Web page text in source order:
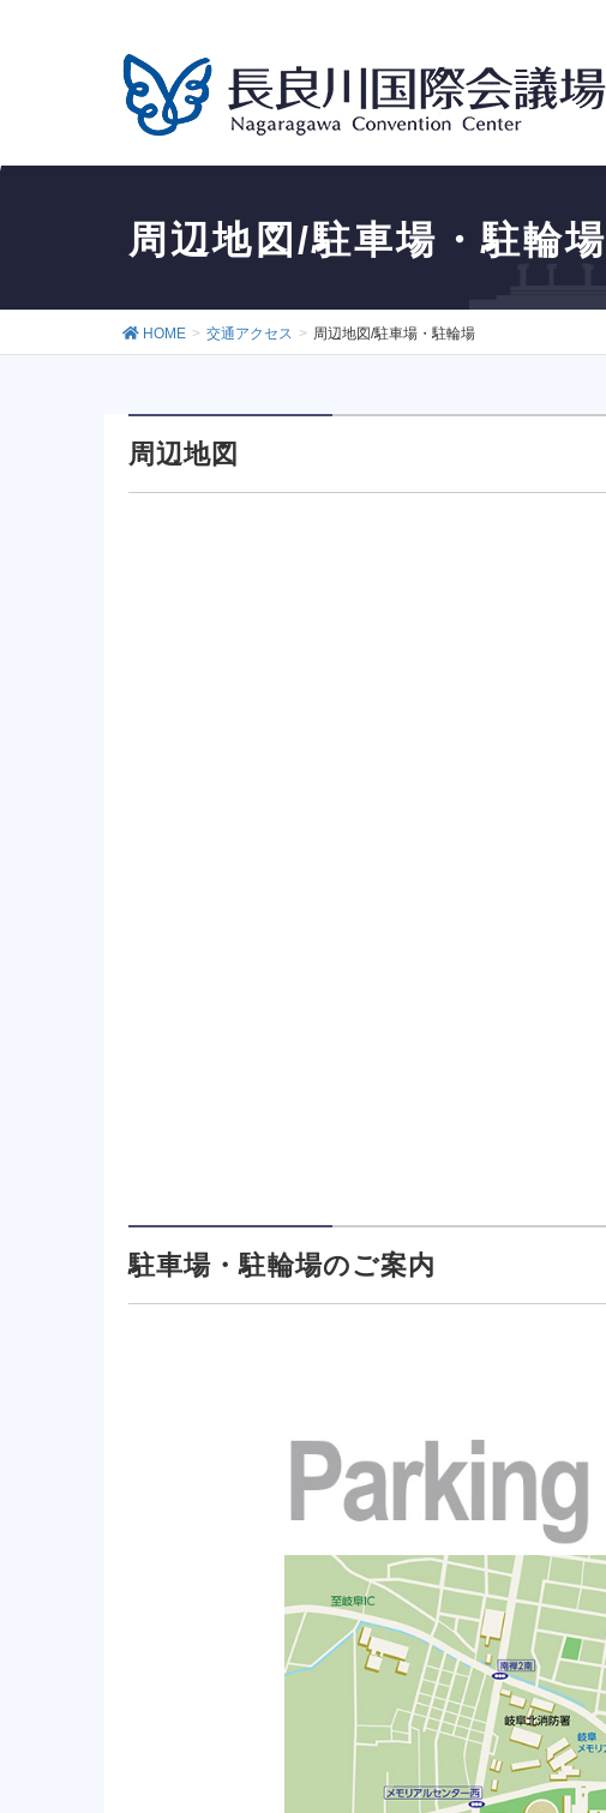
周辺地図/駐車場・駐輪場
HOME 交通アクセス 周辺地図/駐車場・駐輪場
周辺地図
駐車場・駐輪場のご案内